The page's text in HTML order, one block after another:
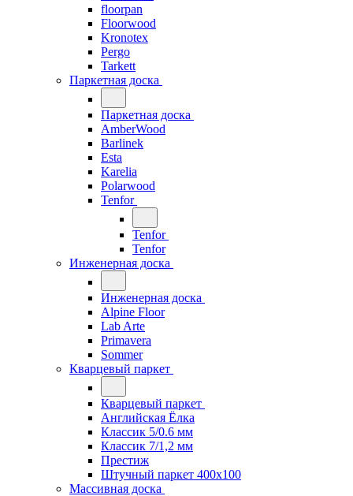
floorpan
Floorwood
Kronotex
Pergo
Tarkett
Паркетная доска
Паркетная доска
AmberWood
Barlinek
Esta
Karelia
Polarwood
Tenfor
Tenfor
Tenfor
Инженерная доска
Инженерная доска
Alpine Floor
Lab Arte
Primavera
Sommer
Кварцевый паркет
Кварцевый паркет
Английская Ёлка
Классик 5/0.6 мм
Классик 7/1,2 мм
Престиж
Штучный паркет 400x100
Массивная доска